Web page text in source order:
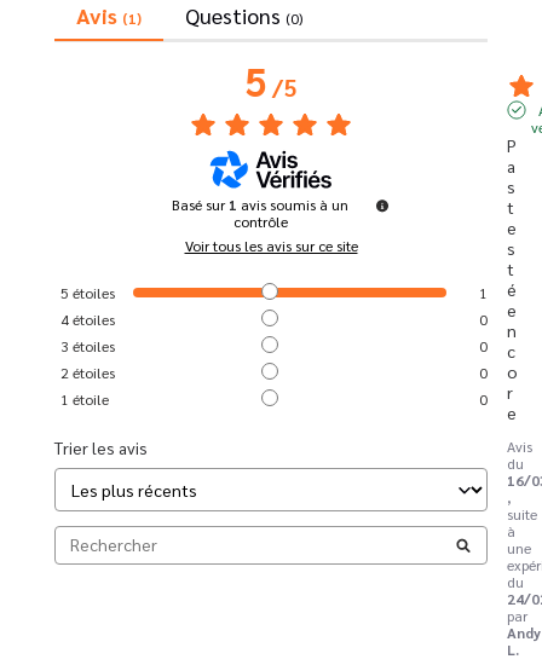
Avis (1) Questions (0)
5/5
Basé sur1 avis soumis à un
contrôle
Voir tous les avis sur ce site
5 étoiles
1
4étoiles
0
3 étoiles
0
2 étoiles
0
1 étoile 0
Trier les avis
P
a
s
t
e
s
t
é
e
n
c
o
r
e
Avis
du
16/
,
suite
à
une
du
24/
par
Andy
L.